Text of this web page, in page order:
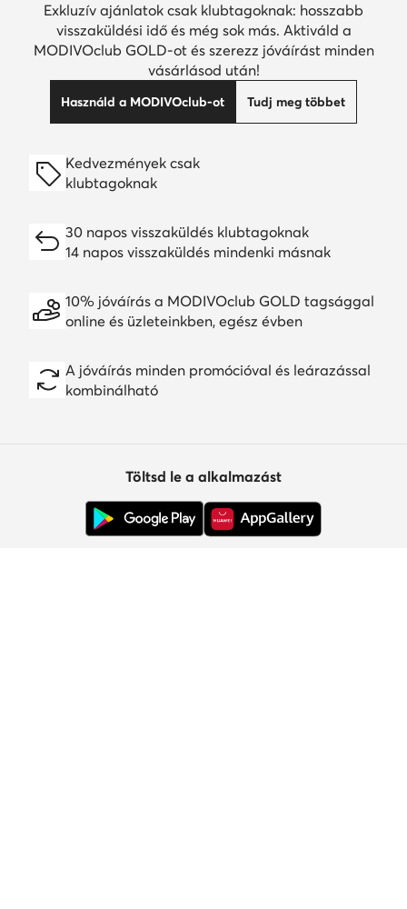
Exkluzív ajánlatok csak klubtagoknak: hosszabb
visszaküldési idő és még sok más. Aktiváld a
MODIVOclub GOLD-ot és szerezz jóváírást minden
vásárlásod után!
Használd a MODIVOclub-ot Tudj meg többet
Kedvezmények csak
klubtagoknak
30 napos visszaküldés klubtagoknak
14 napos visszaküldés mindenki másnak
10% jóváírás a MODIVOclub GOLD tagsággal
online és üzleteinkben, egész évben
A jóváírás minden promócióval és leárazással
kombinálható
Töltsd le a alkalmazást